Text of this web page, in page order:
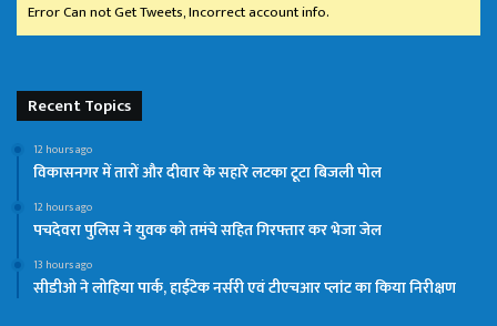
Error Can not Get Tweets, Incorrect account info.
Recent Topics
12 hours ago
विकासनगर में तारों और दीवार के सहारे लटका टूटा बिजली पोल
12 hours ago
पचदेवरा पुलिस ने युवक को तमंचे सहित गिरफ्तार कर भेजा जेल
13 hours ago
सीडीओ ने लोहिया पार्क, हाईटेक नर्सरी एवं टीएचआर प्लांट का किया निरीक्षण